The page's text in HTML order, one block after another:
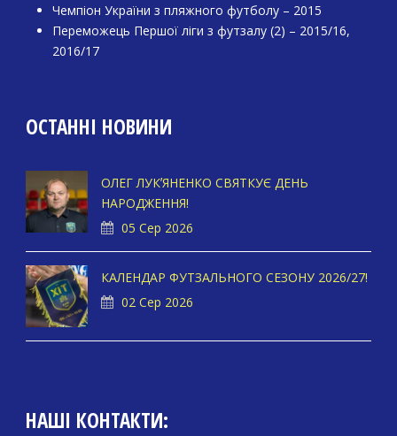
Чемпіон України з пляжного футболу – 2015
Переможець Першої ліги з футзалу (2) – 2015/16,
2016/17
ОСТАННІ НОВИНИ
ОЛЕГ ЛУКʼЯНЕНКО СВЯТКУЄ ДЕНЬ
НАРОДЖЕННЯ!
05 Сер 2026
КАЛЕНДАР ФУТЗАЛЬНОГО СЕЗОНУ 2026/27!
02 Сер 2026
НАШІ КОНТАКТИ: